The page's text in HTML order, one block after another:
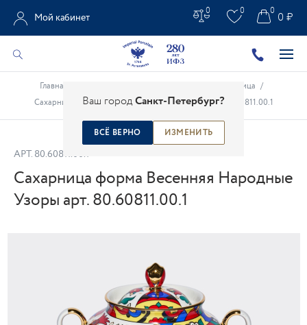
Ваш городСанкт-Петербург?
ВСЁ ВЕРНО ИЗМЕНИТЬ
Мой кабинет
0 0 0 ₽
0
Главная Масленица /
Сахарница форма Весенняя Народные Узоры арт. 80.60811.00.1
АРТ. 80.60811.00.1
Сахарница форма Весенняя Народные
Узоры арт. 80.60811.00.1